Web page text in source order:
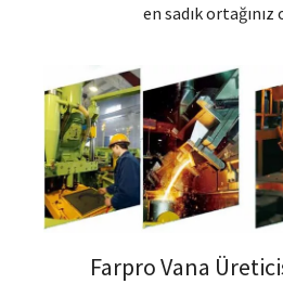
en sadık ortağınız
Farpro Vana